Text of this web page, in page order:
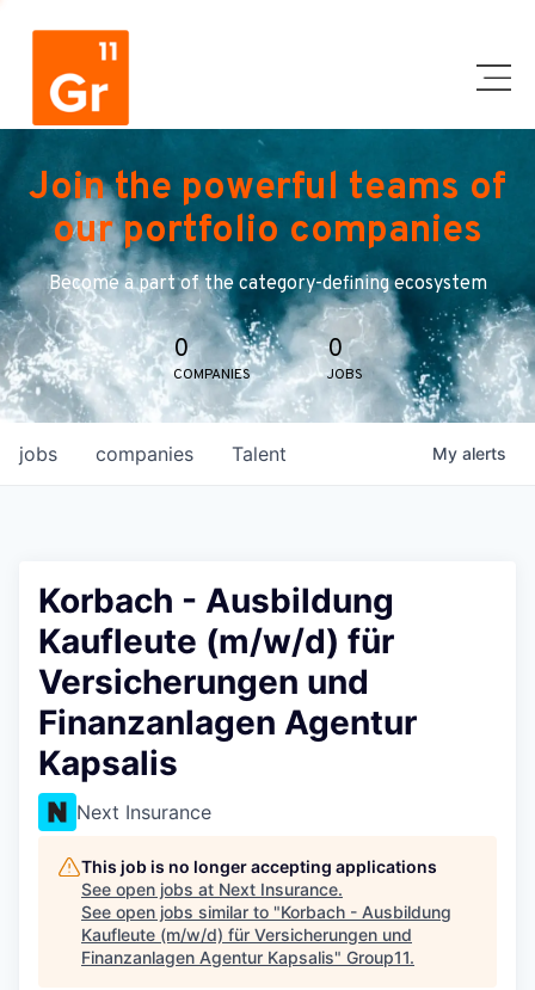
Join the powerful teams of
our portfolio companies
Become a part of the category-defining ecosystem
0
COMPANIES
0
JOBS
jobs companies Talent My alerts
Korbach - Ausbildung
Kaufleute (m/w/d) für
Versicherungen und
Finanzanlagen Agentur
Kapsalis
Next Insurance
This job is no longer accepting applications
See open jobs at Next Insurance.
See open jobs similar to "Korbach - Ausbildung
Kaufleute (m/w/d) für Versicherungen und
Finanzanlagen Agentur Kapsalis" Group11.